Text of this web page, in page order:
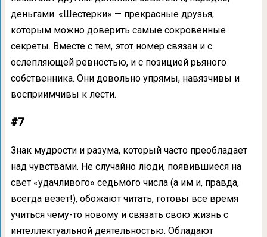
деньгами. «Шестерки» — прекрасные друзья,
которым можно доверить самые сокровенные
секреты. Вместе с тем, этот номер связан и с
ослепляющей ревностью, и с позицией рьяного
собственника. Они довольно упрямы, навязчивы и
восприимчивы к лести.
#7
Знак мудрости и разума, который часто преобладает
над чувствами. Не случайно люди, появившиеся на
свет «удачливого» седьмого числа (а им и, правда,
всегда везет!), обожают читать, готовы все время
учиться чему-то новому и связать свою жизнь с
интеллектуальной деятельностью. Обладают